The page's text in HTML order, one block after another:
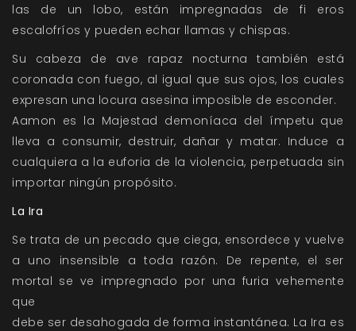
las de un lobo, están impregnadas de fi eros
escalofríos y pueden echar llamas y chispas.
Su cabeza de ave rapaz nocturna también está
coronada con fuego, al igual que sus ojos, los cuales
expresan una locura asesina imposible de esconder.
Aamon es la Majestad demoníaca del ímpetu que
lleva a consumir, destruir, dañar y matar. Induce a
cualquiera a la euforia de la violencia, perpetuada sin
importar ningún propósito.
La Ira
Se trata de un pecado que ciega, ensordece y vuelve
a uno insensible a toda razón. De repente, el ser
mortal se ve impregnado por una furia vehemente
que
debe ser desahogada de forma instantánea. La Ira es